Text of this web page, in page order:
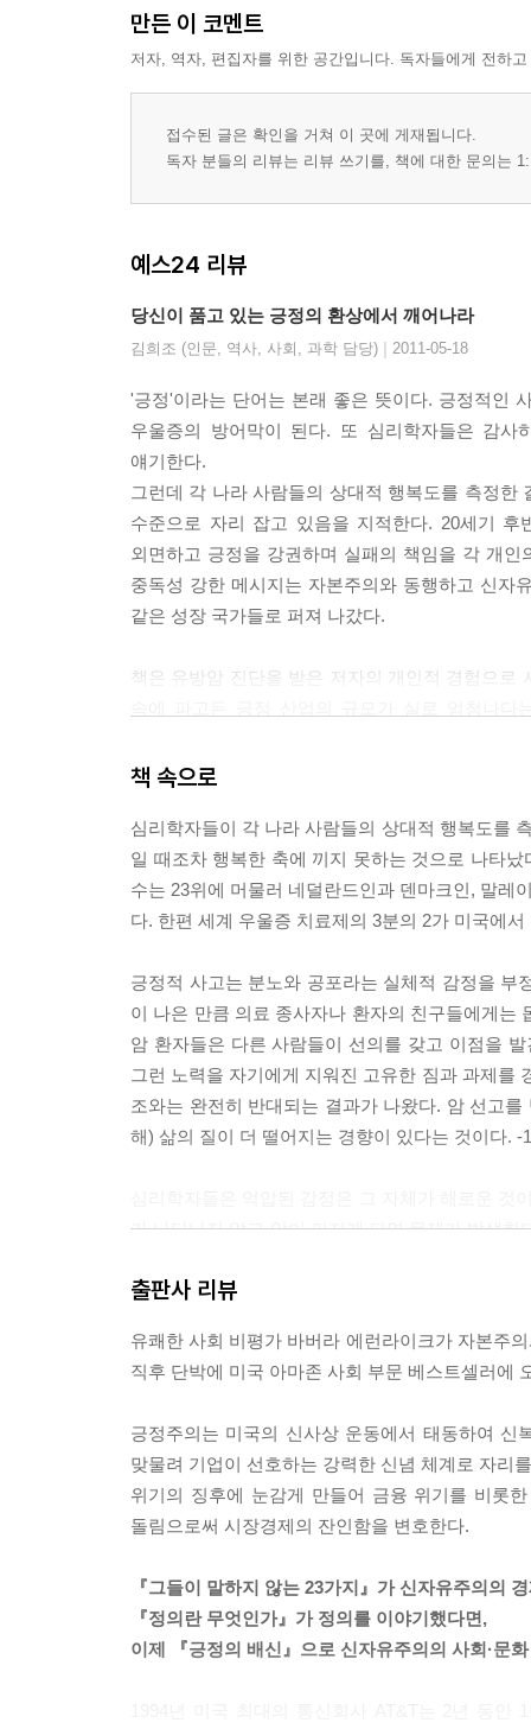
만든 이 코멘트
저자, 역자, 편집자를 위한 공간입니다. 독자들에게 전하
접수된 글은 확인을 거쳐 이 곳에 게재됩니다.
독자 분들의 리뷰는 리뷰 쓰기를, 책에 대한 문의는
예스24 리뷰
당신이 품고 있는 긍정의 환상에서 깨어나라
김희조 (인문, 역사, 사회, 과학 담당) | 2011-05-18
'긍정'이라는 단어는 본래 좋은 뜻이다. 긍정적인
우울증의 방어막이 된다. 또 심리학자들은 감
얘기한다.
그런데 각 나라 사람들의 상대적 행복도를 측정
수준으로 자리 잡고 있음을 지적한다. 20세기
외면하고 긍정을 강권하며 실패의 책임을 각 개
중독성 강한 메시지는 자본주의와 동행하고 신자
같은 성장 국가들로 퍼져 나갔다.
책은 유방암 진단을 받은 저자의 개인적 경험으
자본주의와 철저한 공생 관계를 맺으면서 사회 곳
저자는 무조건적인 긍정주의는 현실을 똑바로
청년들이나 구조 조정으로 일자리를 잃은 직장인
자책하고 동기 유발에 더욱 매진한다거나, 교
전파한다는 것이다.
또한 긍정주의는 소비를 부추기고 기업의 성장
위기를 만들어 냈다고 진단한다.
1981년부터 2003년까지 미국에서 약 3천만 명
옮겼을까?'는 미국에서 천만 부가 넘게 팔렸는데
동안 1만 5천명을 정리 해고하겠다는 계획을
겔밴드는 2006년 말 부동산 거품을 감지하고
그렇다면 결론은? 책은 무조건적인 긍정주의의
한국 사회의 긍정 이데올로기를 또 한 번 돌아보게
책 속으로
심리학자들이 각 나라 사람들의 상대적 행복도를
일 때조차 행복한 축에 끼지 못하는 것으로 나타
수는 23위에 머물러 네덜란드인과 덴마크인, 말레
다. 한편 세계 우울증 치료제의 3분의 2가 미국에
긍정적 사고는 분노와 공포라는 실체적 감정을
이 나은 만큼 의료 종사자나 환자의 친구들에게는
암 환자들은 다른 사람들이 선의를 갖고 이점을
그런 노력을 자기에게 지워진 고유한 짐과 과제를
조와는 완전히 반대되는 결과가 나왔다. 암 선고
해) 삶의 질이 더 떨어지는 경향이 있다는 것이다.
가 나타나지 않고 암이 퍼지게 되면 문제가 발생
"이미 피폐해진 환자에게 추가적인 부담이 된다."
"10년쯤 전부터, 정신과 육체는 연결되어 있다는
는 분명히 느끼게 되었다. 나를 찾아온 많은 환자
만이 암에 대처할 수 있는 유일한 길이니까요. 하
할 테니 스스로 명을 재촉하는 것밖에 안 됩니다."
긍정적인 사고에 실패한 암 환자는 제2의 병과 같
야 할지 모를 정도로 문젯거리가 풍부했다. DVD
걸이를 목에 걸고 있다. 그저 목걸이를 '끌어당기
애썼던 저자는 음식 때문에 살이 찌는 것이 아니
출판사 리뷰
유쾌한 사회 비평가 바버라 에런라이크가 자본주
직후 단박에 미국 아마존 사회 부문 베스트셀러에
긍정주의는 미국의 신사상 운동에서 태동하여
맞물려 기업이 선호하는 강력한 신념 체계로 자리
위기의 징후에 눈감게 만들어 금융 위기를 비롯
돌림으로써 시장경제의 잔인함을 변호한다.
『그들이 말하지 않는 23가지』가 신자유주의의
『정의란 무엇인가』가 정의를 이야기했다면,
이제 『긍정의 배신』으로 신자유주의의 사회·문